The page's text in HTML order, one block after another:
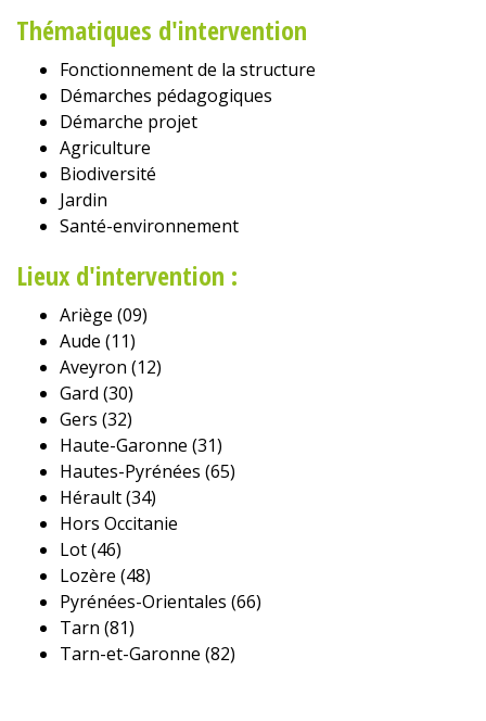
Thématiques d'intervention
Fonctionnement de la structure
Démarches pédagogiques
Démarche projet
Agriculture
Biodiversité
Jardin
Santé-environnement
Lieux d'intervention :
Ariège (09)
Aude (11)
Aveyron (12)
Gard (30)
Gers (32)
Haute-Garonne (31)
Hautes-Pyrénées (65)
Hérault (34)
Hors Occitanie
Lot (46)
Lozère (48)
Pyrénées-Orientales (66)
Tarn (81)
Tarn-et-Garonne (82)